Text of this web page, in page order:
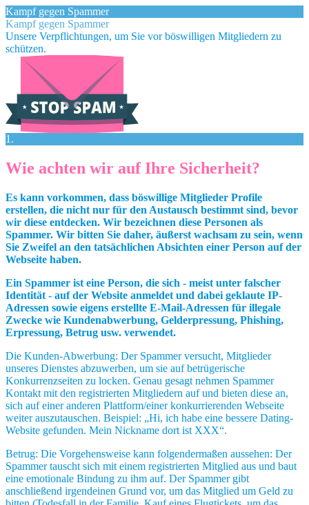
Kampf gegen Spammer
Kampf gegen Spammer
Unsere Verpflichtungen, um Sie vor böswilligen Mitgliedern zu
schützen.
1.
Wie achten wir auf Ihre Sicherheit?
Es kann vorkommen, dass böswillige Mitglieder Profile
erstellen, die nicht nur für den Austausch bestimmt sind, bevor
wir diese entdecken. Wir bezeichnen diese Personen als
Spammer. Wir bitten Sie daher, äußerst wachsam zu sein, wenn
Sie Zweifel an den tatsächlichen Absichten einer Person auf der
Webseite haben.
Ein Spammer ist eine Person, die sich - meist unter falscher
Identität - auf der Website anmeldet und dabei geklaute IP-
Adressen sowie eigens erstellte E-Mail-Adressen für illegale
Zwecke wie Kundenabwerbung, Gelderpressung, Phishing,
Erpressung, Betrug usw. verwendet.
Die Kunden-Abwerbung: Der Spammer versucht, Mitglieder
unseres Dienstes abzuwerben, um sie auf betrügerische
Konkurrenzseiten zu locken. Genau gesagt nehmen Spammer
Kontakt mit den registrierten Mitgliedern auf und bieten diese an,
sich auf einer anderen Plattform/einer konkurrierenden Webseite
weiter auszutauschen. Beispiel: „Hi, ich habe eine bessere Dating-
Website gefunden. Mein Nickname dort ist XXX“.
Betrug: Die Vorgehensweise kann folgendermaßen aussehen: Der
Spammer tauscht sich mit einem registrierten Mitglied aus und baut
eine emotionale Bindung zu ihm auf. Der Spammer gibt
anschließend irgendeinen Grund vor, um das Mitglied um Geld zu